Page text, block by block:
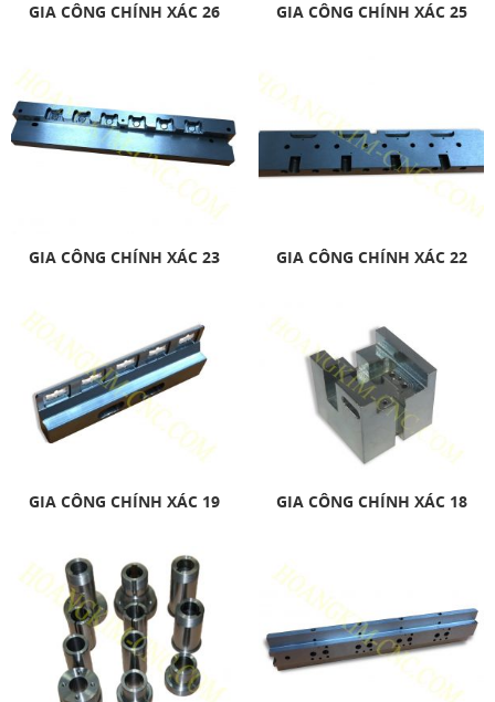
GIA CÔNG CHÍNH XÁC 26 GIA CÔNG CHÍNH XÁC 25
GIA CÔNG CHÍNH XÁC 23 GIA CÔNG CHÍNH XÁC 22
GIA CÔNG CHÍNH XÁC 19 GIA CÔNG CHÍNH XÁC 18